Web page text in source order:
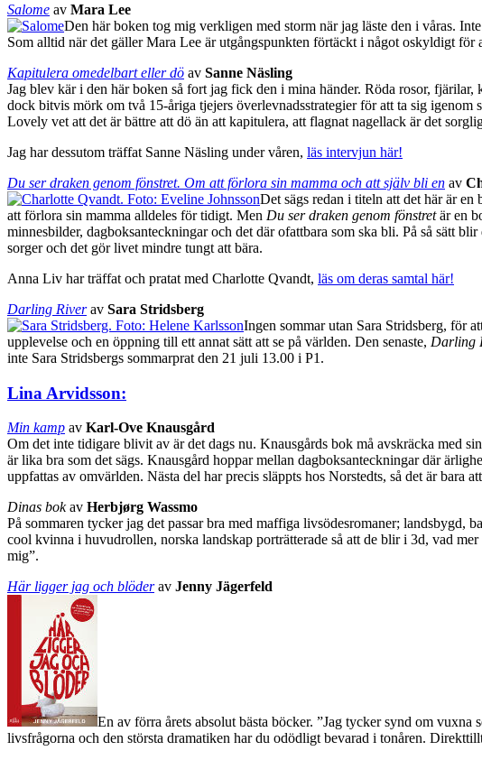
Salome av Mara Lee
Den här boken tog mig verkligen med storm när jag läste den i våras.
Som alltid när det gäller Mara Lee är utgångspunkten förtäckt i något oskyldigt för
Kapitulera omedelbart eller dö av Sanne Näsling
Jag blev kär i den här boken så fort jag fick den i mina händer. Röda rosor,
dock bitvis mörk om två 15-åriga tjejers överlevnadsstrategier för att ta sig
Lovely vet att det är bättre att dö än att kapitulera, att flagnat nagellack är det
Jag har dessutom träffat Sanne Näsling under våren, läs intervjun här!
Du ser draken genom fönstret. Om att förlora sin mamma och att själv bli en av
Det sägs redan i titeln att det här är
att förlora sin mamma alldeles för tidigt. Men Du ser draken genom fönstretär en
minnesbilder, dagboksanteckningar och det där ofattbara som ska bli. På så sätt
sorger och det gör livet mindre tungt att bära.
Anna Liv har träffat och pratat med Charlotte Qvandt, läs om deras samtal här!
Darling Riverav Sara Stridsberg
Ingen sommar utan Sara Stridsberg, för
upplevelse och en öppning till ett annat sätt att se på världen. Den senaste, Darling
inte Sara Stridsbergs sommarprat den 21 juli 13.00 i P1.
Lina Arvidsson:
Min kamp av Karl-Ove Knausgård
Om det inte tidigare blivit av är det dags nu. Knausgårds bok må avskräcka med
är lika bra som det sägs. Knausgård hoppar mellan dagboksanteckningar där
uppfattas av omvärlden. Nästa del har precis släppts hos Norstedts, så det är bara
Dinas bokav Herbjørg Wassmo
På sommaren tycker jag det passar bra med maffiga livsödesromaner; landsbygd,
cool kvinna i huvudrollen, norska landskap porträtterade så att de blir i 3d, vad
mig”.
Här ligger jag och blöderav Jenny Jägerfeld
En av förra årets absolut bästa böcker. ”Jag tycker synd om
livsfrågorna och den största dramatiken har du odödligt bevarad i tonåren.